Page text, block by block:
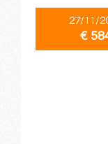
27/11/
€